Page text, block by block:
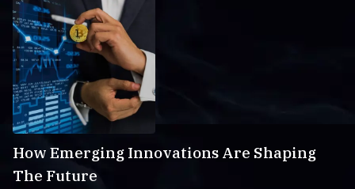
How Emerging Innovations Are Shaping
The Future